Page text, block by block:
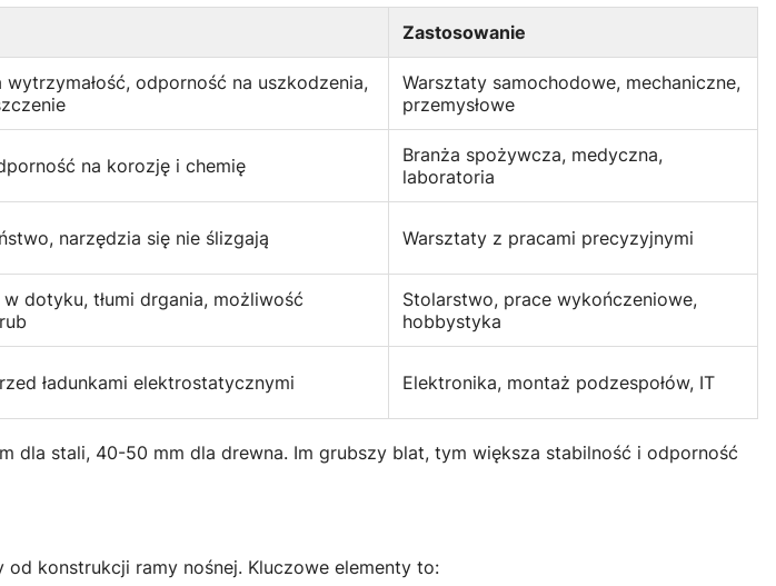
Zastosowanie
wytrzymałość, odporność na uszkodzenia,
Warsztaty samochodowe, mechaniczne,
przemysłowe
na korozję i chemię
Branża spożywcza, medyczna,
laboratoria
narzędzia się nie ślizgają Warsztaty z pracami precyzyjnymi
dotyku, tłumi drgania, możliwość
Stolarstwo, prace wykończeniowe,
hobbystyka
ładunkami elektrostatycznymi Elektronika, montaż podzespołów, IT
dla stali, 40-50 mm dla drewna. Im grubszy blat, tym większa stabilność i odporność
konstrukcji ramy nośnej. Kluczowe elementy to: